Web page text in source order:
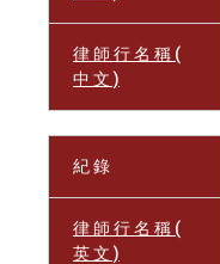
律 師 行 名 稱 (
中 文 )
紀 錄
律 師 行 名 稱 (
英 文 )